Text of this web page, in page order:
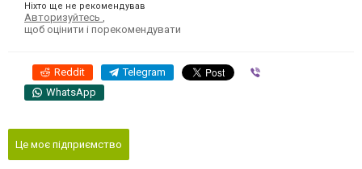
Ніхто ще не рекомендував
Авторизуйтесь
щоб оцінити і порекомендувати
Reddit Telegram
WhatsApp
Це моє підприємство